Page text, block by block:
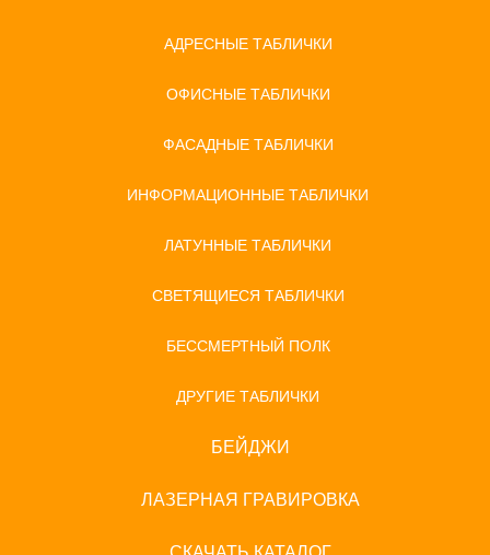
АДРЕСНЫЕ ТАБЛИЧКИ
ОФИСНЫЕ ТАБЛИЧКИ
ФАСАДНЫЕ ТАБЛИЧКИ
ИНФОРМАЦИОННЫЕ ТАБЛИЧКИ
ЛАТУННЫЕ ТАБЛИЧКИ
СВЕТЯЩИЕСЯ ТАБЛИЧКИ
БЕССМЕРТНЫЙ ПОЛК
ДРУГИЕ ТАБЛИЧКИ
БЕЙДЖИ
ЛАЗЕРНАЯ ГРАВИРОВКА